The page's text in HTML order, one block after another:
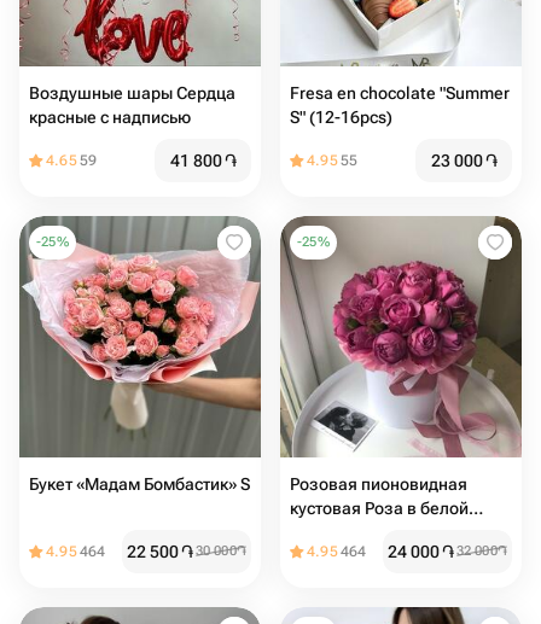
Воздушные шары Сердца
красные с надписью
4.6559 41 800֏
Fresa en chocolate "Summer
S" (12-16pcs)
4.9555 23 000֏
-25%
Букет «Мадам Бомбастик» S
4.95464 22 500֏30 000֏
-25%
Розовая пионовидная
кустовая Роза в белой
4.95464 24 000֏32 000֏